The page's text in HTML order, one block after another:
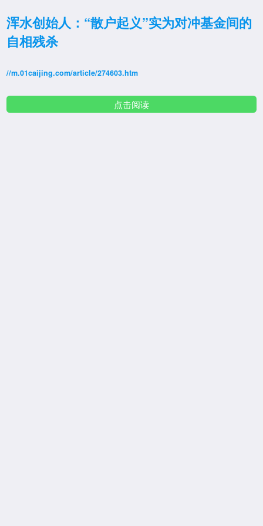
浑水创始人：“散户起义”实为对冲基金间的
自相残杀
//m.01caijing.com/article/274603.htm
点击阅读